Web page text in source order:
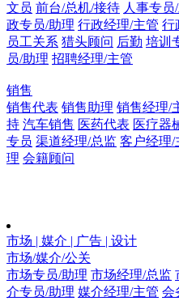
文员 前台/总机/接待 人事专员
政专员/助理 行政经理/主管 行
员工关系 猎头顾问 后勤 培训
员/助理 招聘经理/主管
销售
销售代表 销售助理 销售经理/
持 汽车销售 医药代表 医疗器
专员 渠道经理/总监 客户经理/
理 会籍顾问
市场 | 媒介 | 广告 | 设计
市场/媒介/公关
市场专员/助理 市场经理/总监
介专员/助理 媒介经理/主管 会